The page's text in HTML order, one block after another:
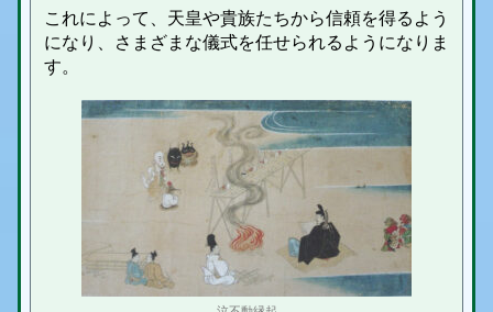
これによって、天皇や貴族たちから信頼を得るよう
になり、さまざまな儀式を任せられるようになりま
す。